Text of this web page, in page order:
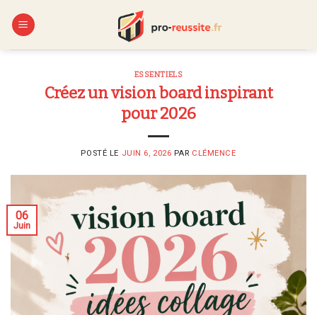
ESSENTIELS
Créez un vision board inspirant
pour 2026
POSTÉ LE JUIN 6, 2026 PAR CLÉMENCE
06
Juin